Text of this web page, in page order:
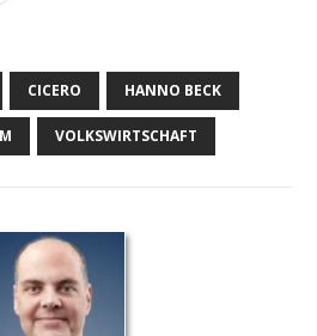
CICERO HANNO BECK
VOLKSWIRTSCHAFT